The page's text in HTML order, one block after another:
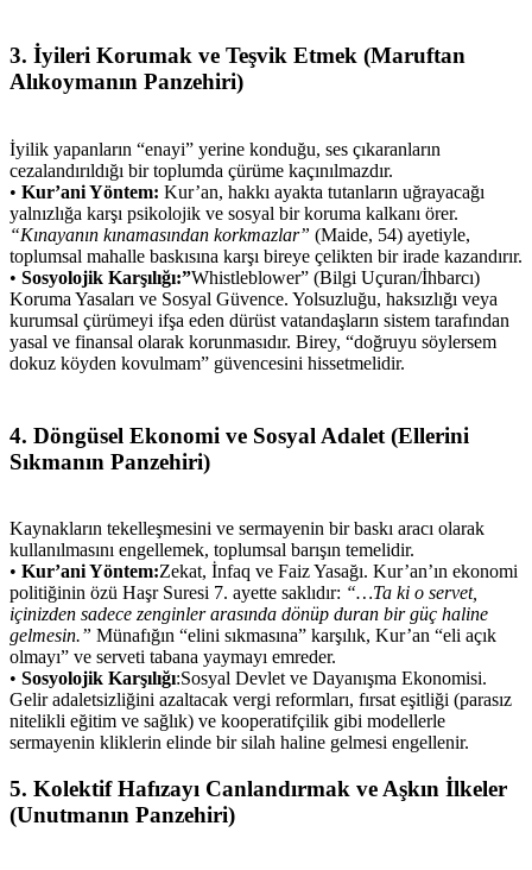
3. İyileri Korumak ve Teşvik Etmek (Maruftan
Alıkoymanın Panzehiri)
İyilik yapanların “enayi” yerine konduğu, ses çıkaranların
cezalandırıldığı bir toplumda çürüme kaçınılmazdır.
• Kur’ani Yöntem: Kur’an, hakkı ayakta tutanların uğrayacağı
yalnızlığa karşı psikolojik ve sosyal bir koruma kalkanı örer.
“Kınayanın kınamasından korkmazlar” (Maide, 54) ayetiyle,
toplumsal mahalle baskısına karşı bireye çelikten bir irade kazandırır.
• Sosyolojik Karşılığı:”Whistleblower” (Bilgi Uçuran/İhbarcı)
Koruma Yasaları ve Sosyal Güvence. Yolsuzluğu, haksızlığı veya
kurumsal çürümeyi ifşa eden dürüst vatandaşların sistem tarafından
yasal ve finansal olarak korunmasıdır. Birey, “doğruyu söylersem
dokuz köyden kovulmam” güvencesini hissetmelidir.
4. Döngüsel Ekonomi ve Sosyal Adalet (Ellerini
Sıkmanın Panzehiri)
Kaynakların tekelleşmesini ve sermayenin bir baskı aracı olarak
kullanılmasını engellemek, toplumsal barışın temelidir.
• Kur’ani Yöntem:Zekat, İnfaq ve Faiz Yasağı. Kur’an’ın ekonomi
politiğinin özü Haşr Suresi 7. ayette saklıdır: “…Ta ki o servet,
içinizden sadece zenginler arasında dönüp duran bir güç haline
gelmesin.” Münafığın “elini sıkmasına” karşılık, Kur’an “eli açık
olmayı” ve serveti tabana yaymayı emreder.
• Sosyolojik Karşılığı:Sosyal Devlet ve Dayanışma Ekonomisi.
Gelir adaletsizliğini azaltacak vergi reformları, fırsat eşitliği (parasız
nitelikli eğitim ve sağlık) ve kooperatifçilik gibi modellerle
sermayenin kliklerin elinde bir silah haline gelmesi engellenir.
5. Kolektif Hafızayı Canlandırmak ve Aşkın İlkeler
(Unutmanın Panzehiri)